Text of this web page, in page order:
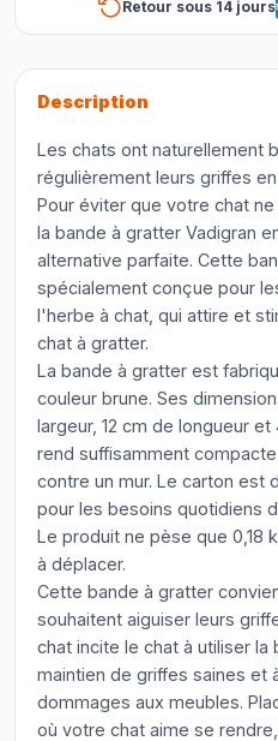
Retour sous 14 jours
Description
Les chats ont naturellement
régulièrement leurs griffes
Pour éviter que votre chat
la bande à gratter Vadigran
alternative parfaite. Cette
spécialement conçue pour
l'herbe à chat, qui attire et
chat à gratter.
La bande à gratter est
couleur brune. Ses
largeur, 12 cm de longueur
rend suffisamment
contre un mur. Le carton est
pour les besoins quotidiens
Le produit ne pèse que 0,18
à déplacer.
Cette bande à gratter
souhaitent aiguiser leurs
chat incite le chat à utiliser la
maintien de griffes saines et
dommages aux meubles.
où votre chat aime se